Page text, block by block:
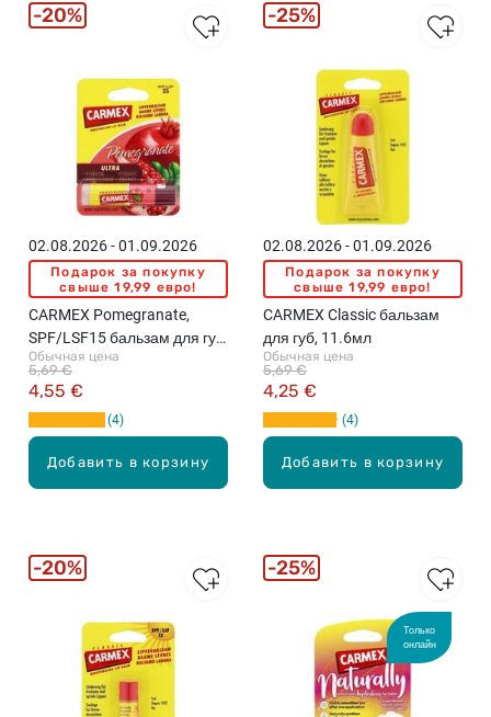
Добавить в корзину
02.08.2026 - 01.09.2026
Подарок за покупку
свыше 19,99 евро!
CARMEX Pomegranate,
SPF/LSF15 бальзам для губ,
4.9мл
Обычная цена
4,55 €
5,69 €
4
20%
Добавить в корзину
02.08.2026 - 01.09.2026
Подарок за покупку
свыше 19,99 евро!
CARMEX Classic бальзам
для губ, 11.6мл
Обычная цена
4,25 €
5,69 €
4
25%
20%
Только
онлайн
25%